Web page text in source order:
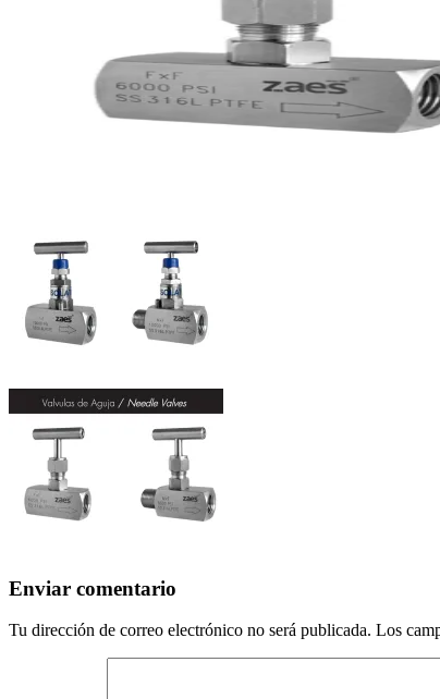
Enviar comentario
Tu dirección de correo electrónico no será publicada. Los